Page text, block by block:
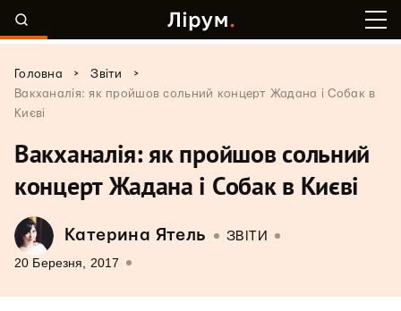
Головна > Звіти
>
Вакханалія: як пройшов сольний концерт Жадана і Собак в
Києві
Вакханалія: як пройшов сольний
концерт Жадана і Собак в Києві
Катерина Ятель ЗВІТИ
20 Березня, 2017